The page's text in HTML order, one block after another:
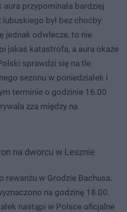
przypominała bardziej
był bez choćby
jednak odwlecze, to nie
jakaś katastrofa, a aura okaże
sprawdzi się na tle
sezonu w poniedziałek i
terminie o godzinie 16.00
zza między na
na dworcu w Lesznie
rewanżu w Grodzie Bachusa.
na godzinę 18.00.
nastąpi w Polsce oficjalne